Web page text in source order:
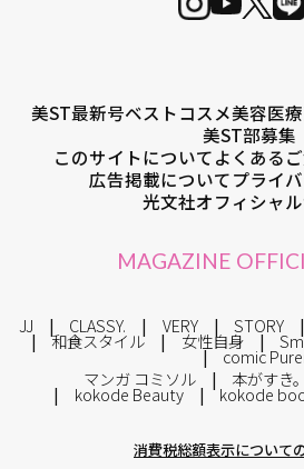
美ST最新号ベストコスメ美容医療
美ST部募集
このサイトについてよくある
広告掲載についてプライ
光文社オフィシャ
MAGAZINE
JJ CLASSY. VERY STORY
和食スタイル 女性自身
comic
マンガ コミソル
本がすき。
kokode Beauty kokode
消費税総額表示について